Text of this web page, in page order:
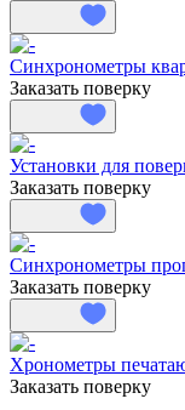
Синхронометры
Заказать поверку
Установки для
Заказать поверку
Синхронометры
Заказать поверку
Хронометры
Заказать поверку